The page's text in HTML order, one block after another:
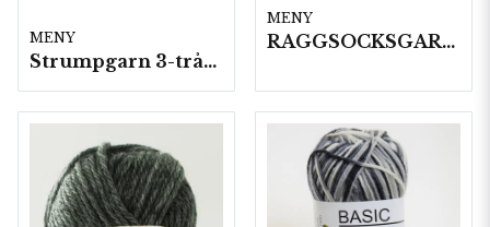
MENY
Strumpgarn 3-trådar 100 gram/härvor
MENY
RAGGSOCKSGARN 100 G HÄRVOR 1 KG/FP